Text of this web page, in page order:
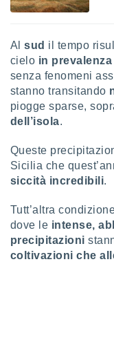
a piè
del
web.
cookie
dei
Alsud il tempo
cielo in
senza fenomeni
stanno transitando
piogge sparse,
dell’isola.
Queste
Sicilia che
siccità incredibili.
Tutt’altra
dove le intense,
precipitazioni
coltivazioni che